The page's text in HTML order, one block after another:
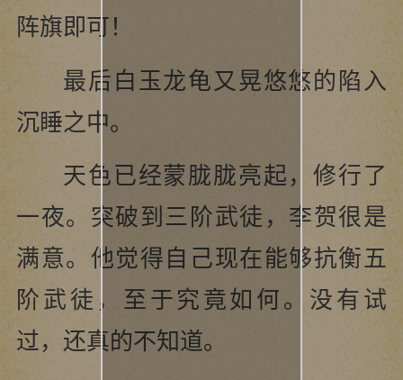
阵旗即可！
最后白玉龙龟又晃悠悠的陷入
沉睡之中。
天色已经蒙胧胧亮起，修行了
一夜。突破到三阶武徒，李贺很是
满意。他觉得自己现在能够抗衡五
阶武徒，至于究竟如何。没有试
过，还真的不知道。